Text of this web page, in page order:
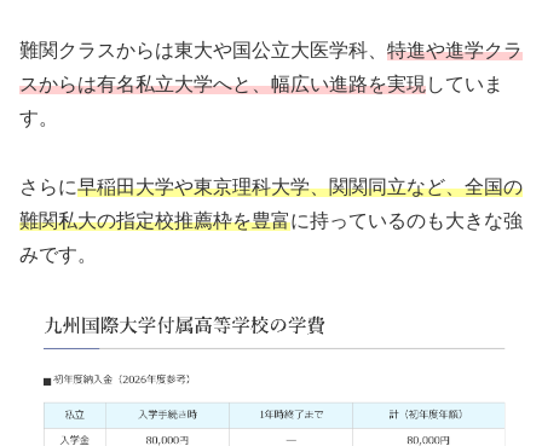
難関クラスからは東大や国公立大医学科、 特進や進学クラ
スからは有名私立大学へと、幅広い進路を実現していま
す。
さらに早稲田大学や東京理科大学、関関同立など、全国の
難関私大の指定校推薦枠を豊富に持っているのも大きな強
みです。